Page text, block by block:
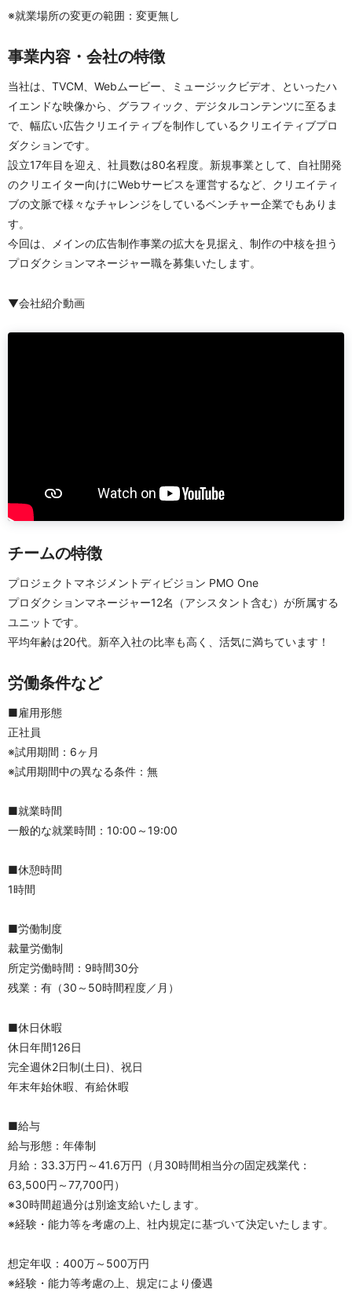
※就業場所の変更の範囲：変更無し
事業内容・会社の特徴
当社は、TVCM、Webムービー、ミュージックビデオ、といったハ
イエンドな映像から、グラフィック、デジタルコンテンツに至るま
で、幅広い広告クリエイティブを制作しているクリエイティブプロ
ダクションです。
設立17年目を迎え、社員数は80名程度。新規事業として、自社開発
のクリエイター向けにWebサービスを運営するなど、クリエイティ
ブの文脈で様々なチャレンジをしているベンチャー企業でもありま
す。
今回は、メインの広告制作事業の拡大を見据え、制作の中核を担う
プロダクションマネージャー職を募集いたします。
▼会社紹介動画
チームの特徴
プロジェクトマネジメントディビジョン PMO One
プロダクションマネージャー12名（アシスタント含む）が所属する
ユニットです。
平均年齢は20代。新卒入社の比率も高く、活気に満ちています！
労働条件など
■雇用形態
正社員
※試用期間：6ヶ月
※試用期間中の異なる条件：無
■就業時間
一般的な就業時間：10:00～19:00
■休憩時間
1時間
■労働制度
裁量労働制
所定労働時間：9時間30分
残業：有（30～50時間程度／月）
■休日休暇
休日年間126日
完全週休2日制(土日)、祝日
年末年始休暇、有給休暇
■給与
給与形態：年俸制
月給：33.3万円～41.6万円（月30時間相当分の固定残業代：
63,500円～77,700円）
※30時間超過分は別途支給いたします。
※経験・能力等を考慮の上、社内規定に基づいて決定いたします。
想定年収：400万～500万円
※経験・能力等考慮の上、規定により優遇